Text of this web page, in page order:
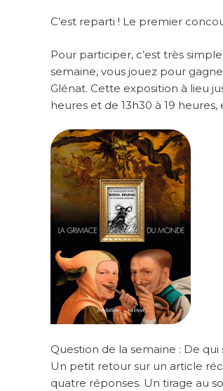
C’est reparti ! Le premier
Pour participer, c’est très
semaine, vous jouez pour
Glénat. Cette exposition à lieu
heures et de 13h30 à 19
Question de la semaine : De
Un petit retour sur un article
quatre réponses. Un tirage au